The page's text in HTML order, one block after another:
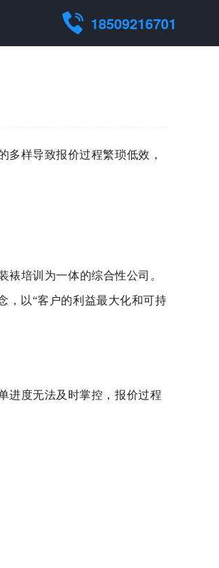
18509216701
样导致报价过程繁琐低效，
裱培训为一体的综合性公司。
，以“客户的利益最大化和可持
进度无法及时掌控，报价过程